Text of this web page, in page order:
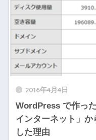
2016年4月4日
WordPress で作っ
インターネット」
した理由